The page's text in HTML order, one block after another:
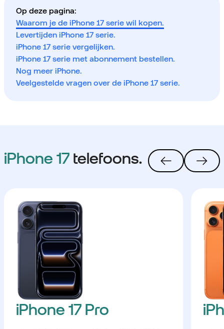
Op deze pagina:
Waarom je de iPhone 17 serie wil kopen.
Levertijden iPhone 17 serie.
iPhone 17 serie vergelijken.
iPhone 17 serie met abonnement bestellen.
Nog meer iPhone.
Veelgestelde vragen over de iPhone 17 serie.
iPhone 17 telefoons.
iPhone 17 Pro